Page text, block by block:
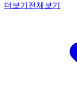
더보기 전체보기